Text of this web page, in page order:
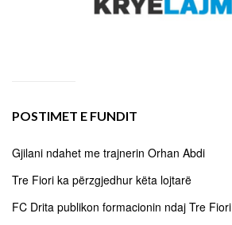
POSTIMET E FUNDIT
Gjilani ndahet me trajnerin Orhan Abdi
Tre Fiori ka përzgjedhur këta lojtarë
FC Drita publikon formacionin ndaj Tre Fiori